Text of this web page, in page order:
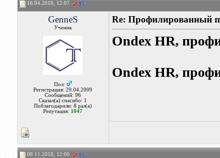
16.04.2018, 12:07
GenneS
Ученик
Пол:
Регистрация: 29.04.2009
Сообщений: 96
Сказал(а) спасибо: 1
Поблагодарили: 8 раз(а)
Репутация: 1047
Re: Профилированный
Ondex HR,
Ondex HR,
08.11.2018, 12:00